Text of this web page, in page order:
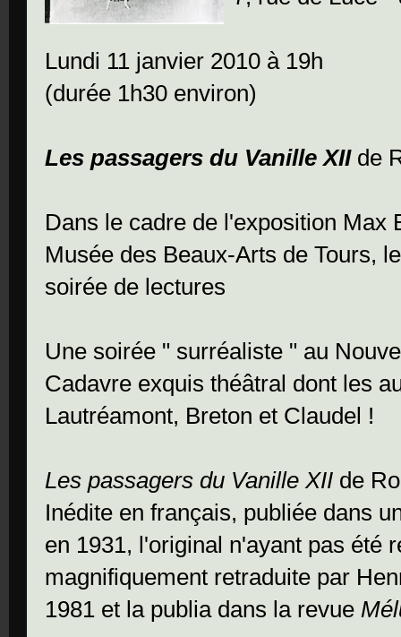
Lundi 11 janvier 2010 à 19h
(durée 1h30 environ)
Les passagers du Vanille XIIde
Dans le cadre de l'exposition Max
Musée des Beaux-Arts de Tours,
soirée de lectures
Une soirée " surréaliste " au
Cadavre exquis théâtral dont les
Lautréamont, Breton et Claudel !
Les passagers du Vanille XII de
Inédite en français, publiée dans
en 1931, l'original n'ayant pas été
magnifiquement retraduite par
1981 et la publia dans la revue